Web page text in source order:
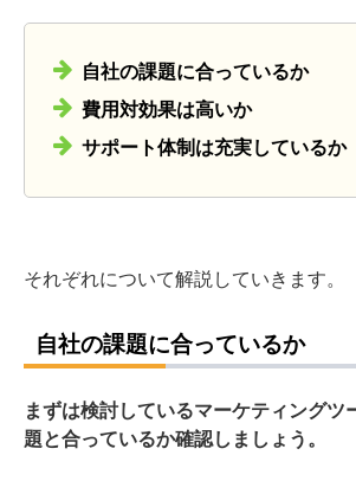
自社の課題に合っているか
費用対効果は高いか
サポート体制は充実しているか
それぞれについて解説していきます。
自社の課題に合っているか
まずは検討しているマーケティングツ
題と合っているか確認しましょう。